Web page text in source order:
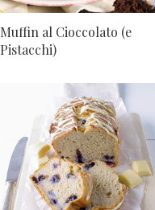
Muffin al Cioccolato (e
Pistacchi)